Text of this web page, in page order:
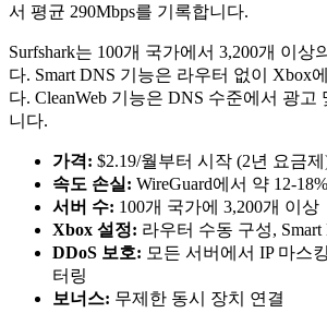
서 평균 290Mbps를 기록합니다.
Surfshark는 100개 국가에서 3,200개 이상
다. Smart DNS 기능은 라우터 없이 Xbox
다. CleanWeb 기능은 DNS 수준에서 광
니다.
가격: $2.19/월부터 시작 (2년 요금
속도 손실: WireGuard에서 약 12-18%
서버 수: 100개 국가에 3,200개 이상
Xbox 설정: 라우터 수동 구성, Smart
DDoS 보호: 모든 서버에서 IP 마스
터링
보너스: 무제한 동시 장치 연결